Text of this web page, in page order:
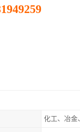
化工、冶金